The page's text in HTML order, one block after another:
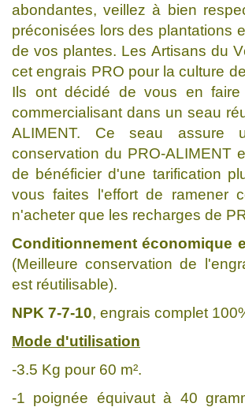
abondantes, veillez à bien
préconisées lors des plantations
de vos plantes. Les Artisans du
cet engrais PRO pour la culture
Ils ont décidé de vous en
commercialisant dans un seau
ALIMENT. Ce seau assure
conservation du PRO-ALIMENT
de bénéficier d'une tarification
vous faites l'effort de ramener
n'acheter que les recharges de
Conditionnement économique
(Meilleure conservation de
est réutilisable).
NPK 7-7-10, engrais complet
Mode d'utilisation
-3.5 Kg pour 60 m².
-1 poignée équivaut à 40